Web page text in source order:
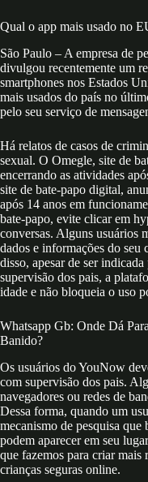
Qual o app mais usado no
São Paulo – A empresa de
divulgou recentemente um
smartphones nos Estados
mais usados do país no
pelo seu serviço de
Há relatos de casos de
sexual. O Omegle, site de
encerrando as atividades
site de bate-papo digital,
após 14 anos em
bate-papo, evite clicar em
conversas. Alguns usuários
dados e informações do seu
disso, apesar de ser
supervisão dos pais, a
idade e não bloqueia o uso
Whatsapp Gb: Onde Dá
Banido?
Os usuários do YouNow
com supervisão dos pais.
navegadores ou redes de
Dessa forma, quando um
mecanismo de pesquisa
podem aparecer em seu
que fazemos para criar mais
crianças seguras online.